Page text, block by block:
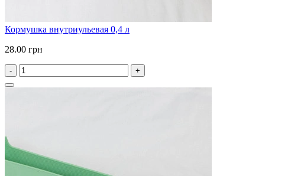
Кормушка внутриульевая 0,4 л
28.00 грн
- +